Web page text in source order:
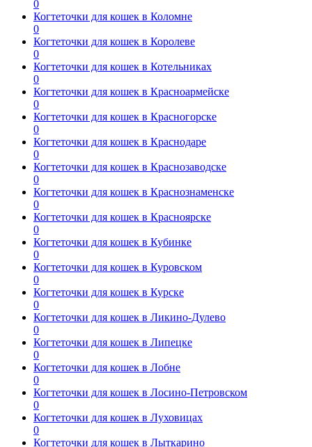
0
Когтеточки для кошек в Коломне
0
Когтеточки для кошек в Королеве
0
Когтеточки для кошек в Котельниках
0
Когтеточки для кошек в Красноармейске
0
Когтеточки для кошек в Красногорске
0
Когтеточки для кошек в Краснодаре
0
Когтеточки для кошек в Краснозаводске
0
Когтеточки для кошек в Краснознаменске
0
Когтеточки для кошек в Красноярске
0
Когтеточки для кошек в Кубинке
0
Когтеточки для кошек в Куровском
0
Когтеточки для кошек в Курске
0
Когтеточки для кошек в Ликино-Дулево
0
Когтеточки для кошек в Липецке
0
Когтеточки для кошек в Лобне
0
Когтеточки для кошек в Лосино-Петровском
0
Когтеточки для кошек в Луховицах
0
Когтеточки для кошек в Лыткарино